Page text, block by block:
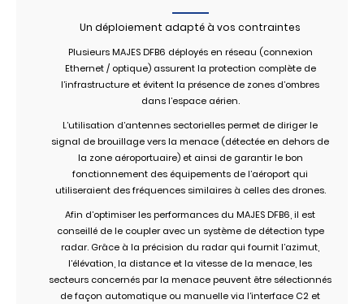
Un déploiement adapté à vos contraintes
Plusieurs MAJES DFB6 déployés en réseau (connexion
Ethernet / optique) assurent la protection complète de
l’infrastructure et évitent la présence de zones d’ombres
dans l’espace aérien.
L’utilisation d’antennes sectorielles permet de diriger le
signal de brouillage vers la menace (détectée en dehors de
la zone aéroportuaire) et ainsi de garantir le bon
fonctionnement des équipements de l’aéroport qui
utiliseraient des fréquences similaires à celles des drones.
Afin d’optimiser les performances du MAJES DFB6, il est
conseillé de le coupler avec un système de détection type
radar. Grâce à la précision du radar qui fournit l’azimut,
l’élévation, la distance et la vitesse de la menace, les
secteurs concernés par la menace peuvent être sélectionnés
de façon automatique ou manuelle via l’interface C2 et